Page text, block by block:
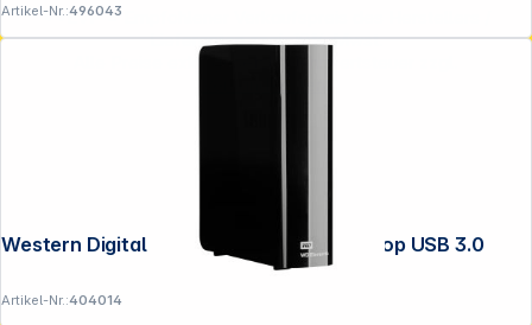
Artikel-Nr.:496043
Western Digital WD Elements 8TB Desktop USB 3.0
Artikel-Nr.:404014
**EVP = Empfohlener Verkaufspreis des Herstellers /
Lieferanten zzgl. 19% Mwst.
Alle Preise exkl. gesetzl. Mehrwertsteuer zzgl.
Versandkosten